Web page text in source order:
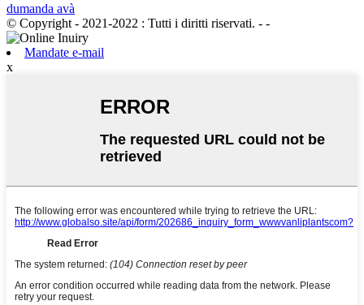
dumanda avà
© Copyright - 2021-2022 : Tutti i diritti riservati. - -
Mandate e-mail
x